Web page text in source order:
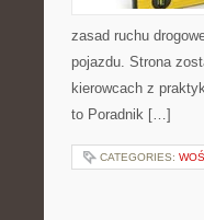
zasad ruchu
pojazdu. Strona
kierowcach z
to Poradnik […]
CATEGORIES: